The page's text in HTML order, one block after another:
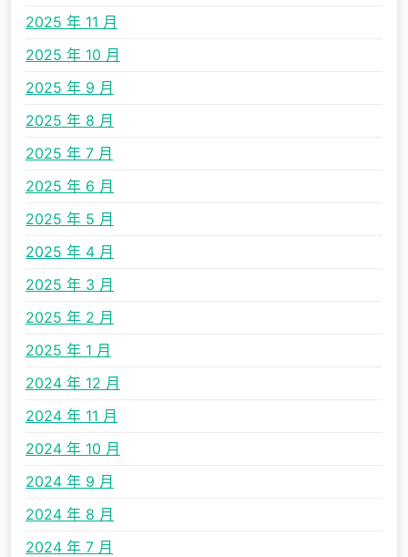
2025 年 11 月
2025 年 10 月
2025 年 9 月
2025 年 8 月
2025 年 7 月
2025 年 6 月
2025 年 5 月
2025 年 4 月
2025 年 3 月
2025 年 2 月
2025 年 1 月
2024 年 12 月
2024 年 11 月
2024 年 10 月
2024 年 9 月
2024 年 8 月
2024 年 7 月